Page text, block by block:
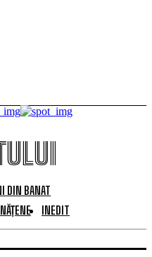
DIN BANAT
INEDIT